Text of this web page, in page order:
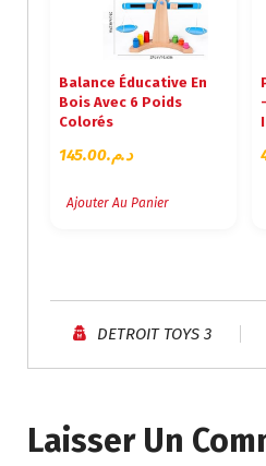
Balance Éducative En
Bois Avec 6 Poids
Colorés
د.م.145.00
Ajouter Au Panier
DETROIT TOYS 3
Laisser Un